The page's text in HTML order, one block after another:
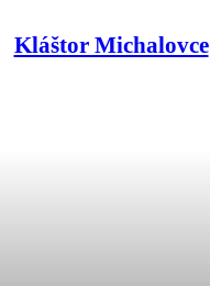
Kláštor Michalovce